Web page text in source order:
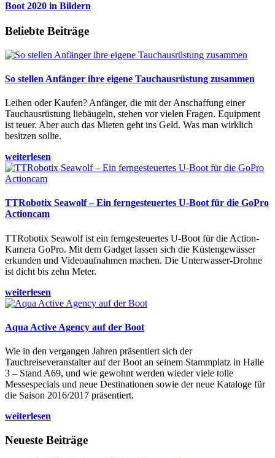
Boot 2020 in Bildern
Beliebte Beiträge
So stellen Anfänger ihre eigene Tauchausrüstung zusammen
Leihen oder Kaufen? Anfänger, die mit der Anschaffung einer
Tauchausrüstung liebäugeln, stehen vor vielen Fragen. Equipment
ist teuer. Aber auch das Mieten geht ins Geld. Was man wirklich
besitzen sollte.
weiterlesen
TTRobotix Seawolf – Ein ferngesteuertes U-Boot für die GoPro
Actioncam
TTRobotix Seawolf ist ein ferngesteuertes U-Boot für die Action-
Kamera GoPro. Mit dem Gadget lassen sich die Küstengewässer
erkunden und Videoaufnahmen machen. Die Unterwasser-Drohne
ist dicht bis zehn Meter.
weiterlesen
Aqua Active Agency auf der Boot
Wie in den vergangen Jahren präsentiert sich der
Tauchreiseveranstalter auf der Boot an seinem Stammplatz in Halle
3 – Stand A69, und wie gewohnt werden wieder viele tolle
Messespecials und neue Destinationen sowie der neue Kataloge für
die Saison 2016/2017 präsentiert.
weiterlesen
Neueste Beiträge